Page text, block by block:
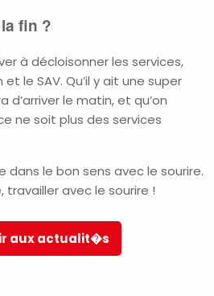
fin ?
à décloisonner les services,
le SAV. Qu’il y ait une super
le matin, et qu’on
ne soit plus des services
dans le bon sens avec le sourire.
travailler avec le sourire !
aux actualit�s